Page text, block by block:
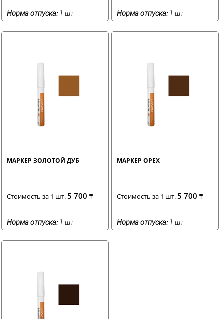
Норма отпуска: 1 шт Норма отпуска: 1 шт
МАРКЕР ЗОЛОТОЙ ДУБ
Стоимость за 1 шт.5 700 ₸
Норма отпуска: 1 шт
МАРКЕР ОРЕХ
Стоимость за 1 шт.5 700₸
Норма отпуска: 1 шт